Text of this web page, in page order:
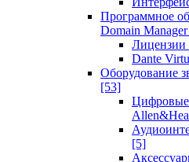
Программное
Domain Manager
Dante
Оборудование
[53]
[5]